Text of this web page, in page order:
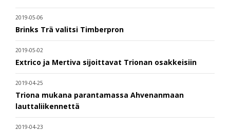
2019-05-06
Brinks Trä valitsi Timberpron
2019-05-02
Extrico ja Mertiva sijoittavat Trionan osakkeisiin
2019-04-25
Triona mukana parantamassa Ahvenanmaan
lauttaliikennettä
2019-04-23